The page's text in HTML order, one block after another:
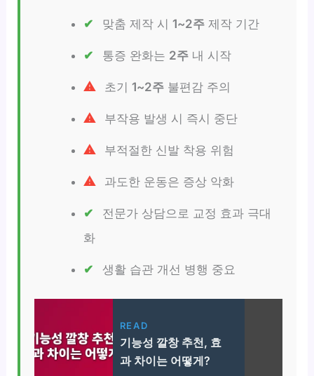
맞춤 제작 시 1~2주제작 기간
통증 완화는 2주내 시작
초기 1~2주불편감 주의
부작용 발생 시 즉시 중단
부적절한 신발 착용 위험
과도한 운동은 증상 악화
전문가 상담으로 교정 효과 극대
화
생활 습관 개선 병행 중요
READ
기능성 깔창 추천, 효
과 차이는 어떻게?